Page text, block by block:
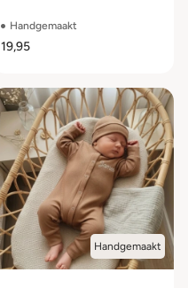
50/56 t/m 98/104
Handgemaakt
19,95
Handgemaakt